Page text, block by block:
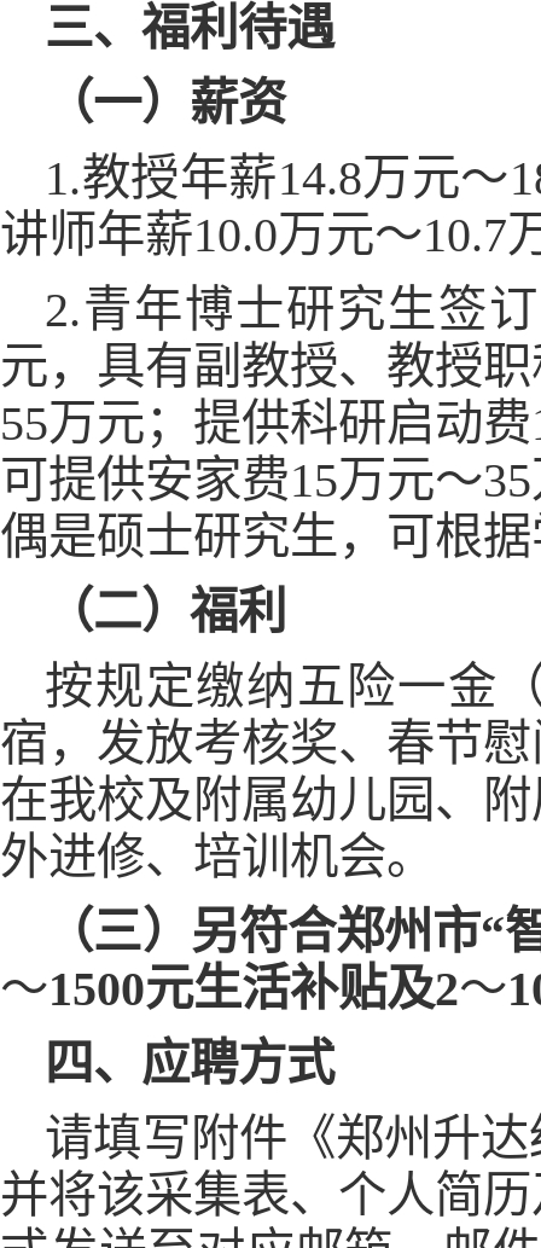
三、福利待遇
（一）薪资
1.教授年薪14.8万元～
讲师年薪10.0万元～10.7
2.青年博士研究生签
元，具有副教授、教授
55万元；提供科研启动
可提供安家费15万元～
偶是硕士研究生，可根
（二）福利
按规定缴纳五险一金
宿，发放考核奖、春节
在我校及附属幼儿园、
外进修、培训机会。
（三）另符合郑州市
～1500元生活补贴及2～
四、应聘方式
请填写附件《郑州升
并将该采集表、个人简